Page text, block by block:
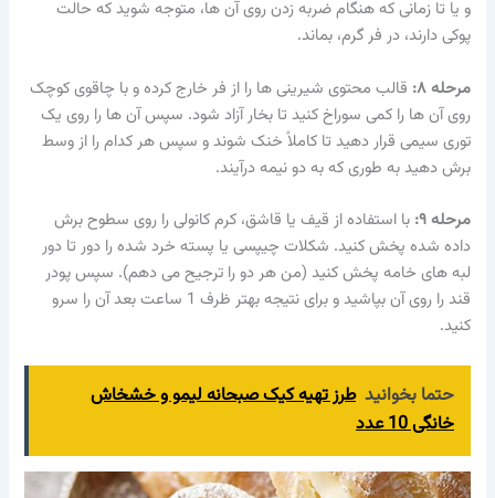
و یا تا زمانی که هنگام ضربه زدن روی آن ها، متوجه شوید که حالت
پوکی دارند، در فر گرم، بماند.
مرحله ۸:
قالب محتوی شیرینی ها را از فر خارج کرده و با چاقوی کوچک
روی آن ها را کمی سوراخ کنید تا بخار آزاد شود. سپس آن ها را روی یک
توری سیمی قرار دهید تا کاملاً خنک شوند و سپس هر کدام را از وسط
برش دهید به طوری که به دو نیمه درآیند.
مرحله ۹:
با استفاده از قیف یا قاشق، کرم کانولی را روی سطوح برش
داده شده پخش کنید. شکلات چیپسی یا پسته خرد شده را دور تا دور
لبه های خامه پخش کنید (من هر دو را ترجیح می دهم). سپس پودر
قند را روی آن بپاشید و برای نتیجه بهتر ظرف 1 ساعت بعد آن را سرو
کنید.
حتما بخوانید طرز تهیه کیک صبحانه لیمو و خشخاش
خانگی 10 عدد